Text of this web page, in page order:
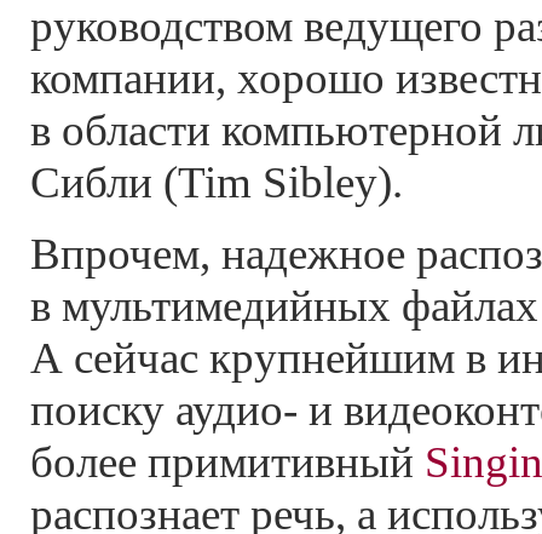
руководством ведущего
компании, хорошо
в области компьютерной
Сибли (Tim Sibley).
Впрочем, надежное
в мультимедийных
А сейчас крупнейшим в
поиску аудио- и
более примитивный
распознает речь, а